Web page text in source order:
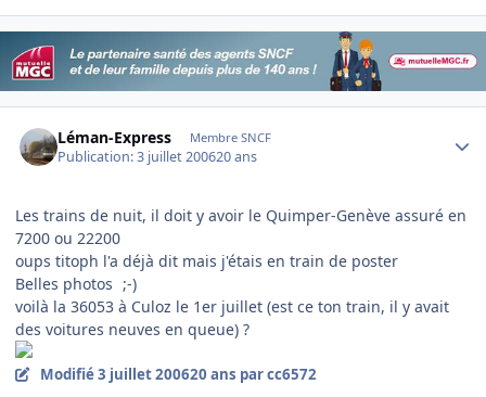
Léman-Express Membre SNCF
Publication:3 juillet 200620 ans
Les trains de nuit, il doit y avoir le Quimper-Genève assuré en
7200 ou 22200
oups titoph l'a déjà dit mais j'étais en train de poster
Belles photos ;-)
voilà la 36053 à Culoz le 1er juillet (est ce ton train, il y avait
des voitures neuves en queue) ?
Modifié3 juillet 200620 ans par cc6572